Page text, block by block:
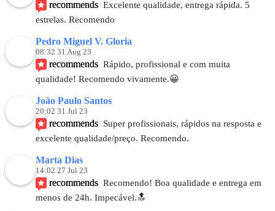
recommends Excelente qualidade, entrega rápida. 5
estrelas. Recomendo
Pedro Miguel V. Gloria
08:32 31 Aug 23
recommends Rápido, profissional e com muita
qualidade! Recomendo vivamente.😀
João Paulo Santos
20:02 31 Jul 23
recommends Super profissionais, rápidos na resposta e
excelente qualidade/preço. Recomendo.
Marta Dias
14:02 27 Jul 23
recommends Recomendo! Boa qualidade e entrega em
menos de 24h. Impecável.🔝